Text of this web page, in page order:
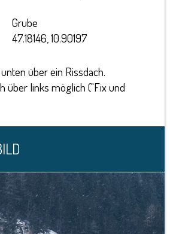
Grube
47.18146, 10.90197
über ein Rissdach.
über links möglich ("Fix und